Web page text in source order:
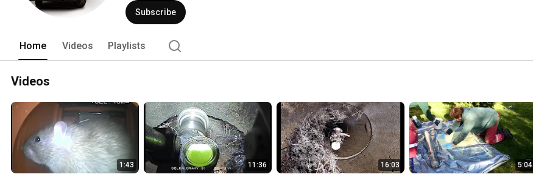
Subscribe
Home Videos Playlists
Videos
1:43 11:36 16:03 5:04